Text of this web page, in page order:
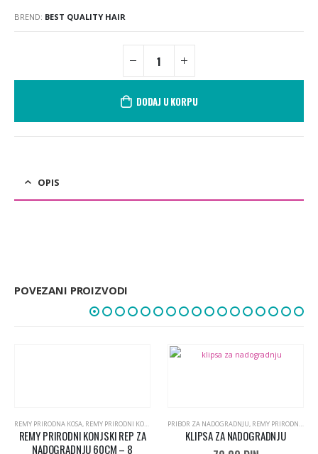
BREND: BEST QUALITY HAIR
DODAJ U KORPU
OPIS
POVEZANI PROIZVODI
REMY PRIRODNA KOSA, REMY PRIRODNI KONJSKI REP 55CM I 60CM
REMY PRIRODNI KONJSKI REP ZA
NADOGRADNJU 60CM – 8
PRIBOR ZA NADOGRADNJU, REMY PRIRODNA KOSA NA TRESI 55CM
KLIPSA ZA NADOGRADNJU